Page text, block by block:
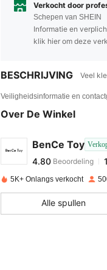
Verkocht door
Schepen van SHEIN
Informatie en
BESCHRIJVING Veel
Veiligheidsinformatie en
Over De Winkel
BenCe Toy
4.80
4.80
Beoordeling
m***1
5K+ Onlangs verkocht
Alle spullen